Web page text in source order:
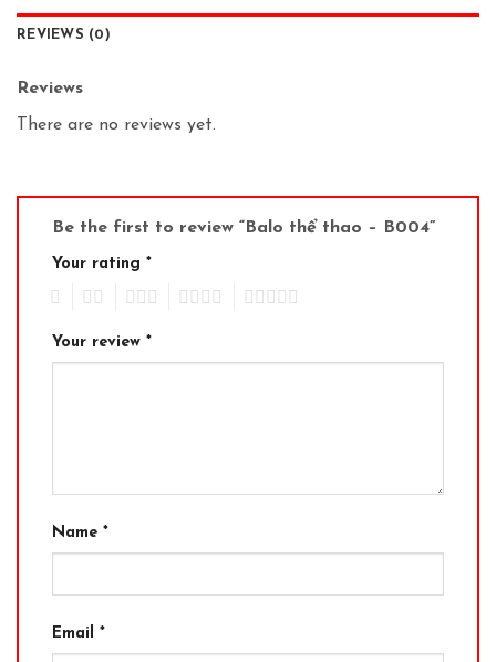
REVIEWS (0)
Reviews
There are no reviews yet.
Be the first to review “Balo thể thao – B004”
Your rating *
Your review *
Name *
Email *